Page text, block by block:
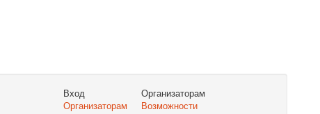
Вход
Организаторам
Организаторам
Возможности